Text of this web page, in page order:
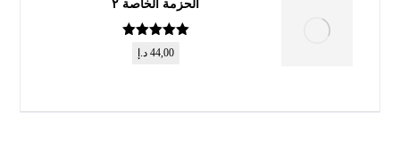
الحزمة الخاصة ٢
تم التقييم
من 5
44,00 د.إ